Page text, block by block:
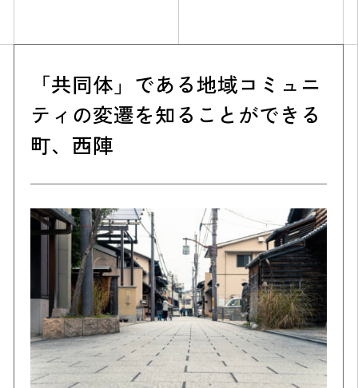
「共同体」である地域コミュニ
ティの変遷を知ることができる
町、西陣